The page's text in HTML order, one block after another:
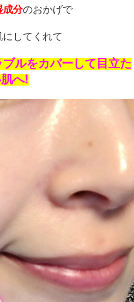
成分のおかげで
してくれて
ルをカバーして目立た
へ!